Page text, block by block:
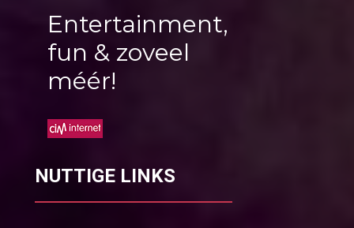
Entertainment,
fun & zoveel
méér!
NUTTIGE LINKS